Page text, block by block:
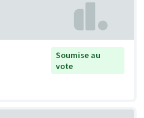
Soumise au
vote